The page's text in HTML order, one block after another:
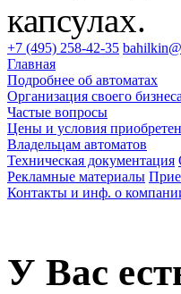
капсулах.
+7 (495) 258-42-35
Главная
Подробнее об автоматах
Организация своего бизнеса
Частые вопросы
Цены и условия
Владельцам автоматов
Техническая документация
Рекламные материалы
Контакты и инф. о
У Вас